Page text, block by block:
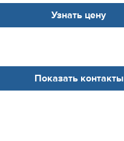
Узнать цену
Показать контакты